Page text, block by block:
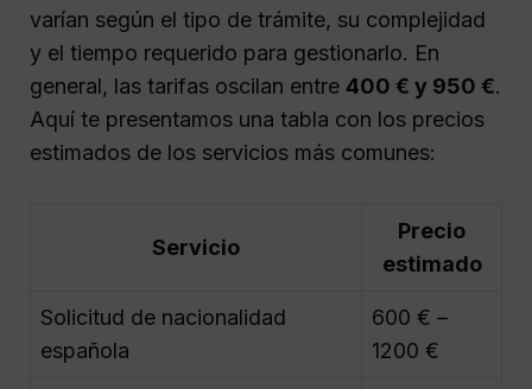
varían según el tipo de trámite, su complejidad
y el tiempo requerido para gestionarlo. En
general, las tarifas oscilan entre 400 € y 950 €.
Aquí te presentamos una tabla con los precios
estimados de los servicios más comunes:
Servicio
Precio
estimado
Solicitud de nacionalidad
española
600 € –
1200 €